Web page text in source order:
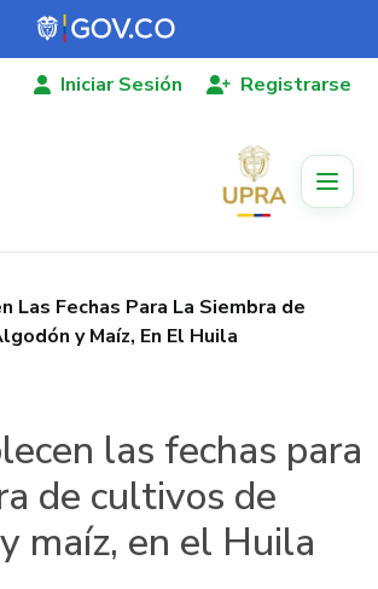
principal
Iniciar Sesión Registrarse
Las Fechas Para La Siembra de
y Maíz, En El Huila
las fechas para
de cultivos de
maíz, en el Huila